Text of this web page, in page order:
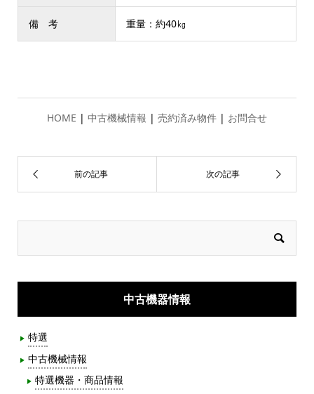
備 考 重量：約40㎏
HOME | 中古機械情報 | 売約済み物件 | お問合せ
中古機器情報
特選
中古機械情報
特選機器・商品情報